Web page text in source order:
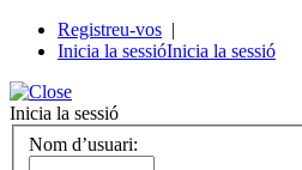
Registreu-vos |
Inicia la sessióInicia la sessió
Inicia la sessió
Nom d’usuari: